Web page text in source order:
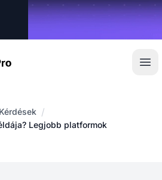
/
Legjobb platformok